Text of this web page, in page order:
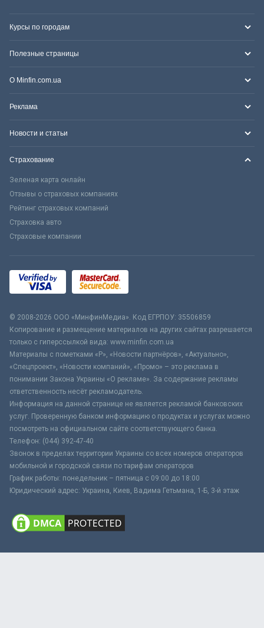
Курсы по городам
Полезные страницы
О Minfin.com.ua
Реклама
Новости и статьи
Страхование
Зеленая карта онлайн
Отзывы о страховых компаниях
Рейтинг страховых компаний
Страховка авто
Страховые компании
© 2008-2026 ООО «МинфинМедиа». Код ЕГРПОУ: 35506859
Копирование и размещение материалов на других сайтах разрешается
только с гиперссылкой вида: www.minfin.com.ua
Материалы с пометками «Р», «Новости партнёров», «Актуально»,
«Спецпроект», «Новости компаний», «Промо» – это реклама в
понимании Закона Украины «О рекламе». За содержание рекламы
ответственность несёт рекламодатель.
Информация на данной странице не является рекламой банковских
услуг. Проверенную банком информацию о продуктах и услугах можно
посмотреть на официальном сайте соответствующего банка.
Телефон: (044) 392-47-40
Звонок в пределах территории Украины со всех номеров операторов
мобильной и городской связи по тарифам операторов
График работы: понедельник – пятница с 09:00 до 18:00
Юридический адрес: Украина, Киев, Вадима Гетьмана, 1-Б, 3-й этаж